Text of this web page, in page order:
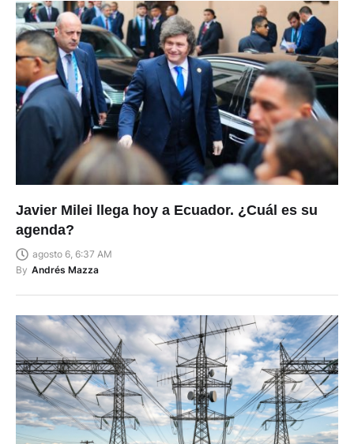
Javier Milei llega hoy a Ecuador. ¿Cuál es su
agenda?
agosto 6, 6:37 AM
By Andrés Mazza